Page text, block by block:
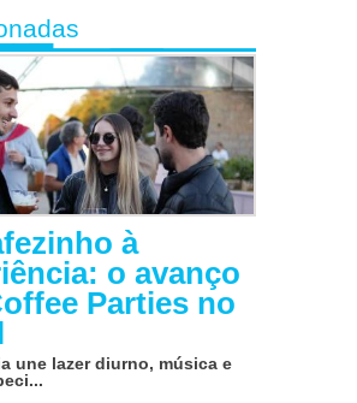
à
o avanço
Parties no
une lazer diurno, música e